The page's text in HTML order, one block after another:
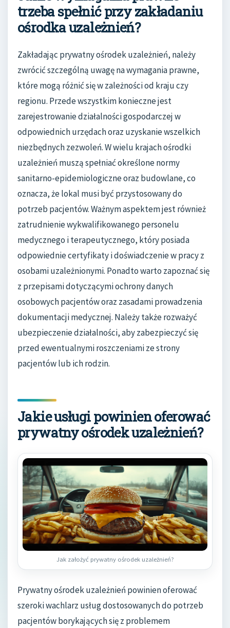
trzeba spełnić przy zakładaniu
ośrodka uzależnień?
Zakładając prywatny ośrodek uzależnień, należy
zwrócić szczególną uwagę na wymagania prawne,
które mogą różnić się w zależności od kraju czy
regionu. Przede wszystkim konieczne jest
zarejestrowanie działalności gospodarczej w
odpowiednich urzędach oraz uzyskanie wszelkich
niezbędnych zezwoleń. W wielu krajach ośrodki
uzależnień muszą spełniać określone normy
sanitarno-epidemiologiczne oraz budowlane, co
oznacza, że lokal musi być przystosowany do
potrzeb pacjentów. Ważnym aspektem jest również
zatrudnienie wykwalifikowanego personelu
medycznego i terapeutycznego, który posiada
odpowiednie certyfikaty i doświadczenie w pracy z
osobami uzależnionymi. Ponadto warto zapoznać się
z przepisami dotyczącymi ochrony danych
osobowych pacjentów oraz zasadami prowadzenia
dokumentacji medycznej. Należy także rozważyć
ubezpieczenie działalności, aby zabezpieczyć się
przed ewentualnymi roszczeniami ze strony
pacjentów lub ich rodzin.
Jakie usługi powinien oferować
prywatny ośrodek uzależnień?
Jak założyć prywatny ośrodek uzależnień?
Prywatny ośrodek uzależnień powinien oferować
szeroki wachlarz usług dostosowanych do potrzeb
pacjentów borykających się z problemem